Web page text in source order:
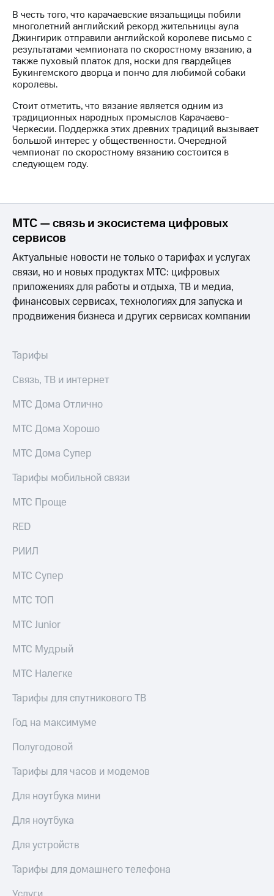
Корпоративное
управление
Корпоративный
секретарь
Раскрытие
информации
акционерам
Документы
ПАО
"МТС"
Собрания
акционеров
акционера
капитал
Контроль
аудит
Рынок
акций
Описание
Программа
Дивиденды
облигаций
Описание
Еврооблигации-2023
Уведомление
о
погашении
именных
Другое
деловая этика
В честь того, что карачаевские вязальщицы побили
многолетний английский рекорд жительницы аула
Джингирик отправили английской королеве письмо с
результатами чемпионата по скоростному вязанию, а
также пуховый платок для, носки для гвардейцев
Букингемского дворца и пончо для любимой собаки
королевы.
Стоит отметить, что вязание является одним из
традиционных народных промыслов Карачаево-
Черкесии. Поддержка этих древних традиций вызывает
большой интерес у общественности. Очередной
чемпионат по скоростному вязанию состоится в
следующем году.
МТС — связь и экосистема цифровых
сервисов
Актуальные новости не только о тарифах и услугах
связи, но и новых продуктах МТС: цифровых
приложениях для работы и отдыха, ТВ и медиа,
финансовых сервисах, технологиях для запуска и
продвижения бизнеса и других сервисах компании
Тарифы
Связь, ТВ и интернет
МТС Дома Отлично
МТС Дома Хорошо
МТС Дома Супер
Тарифы мобильной связи
МТС Проще
RED
РИИЛ
МТС Супер
МТС ТОП
МТС Junior
МТС Мудрый
МТС Налегке
Тарифы для спутникового ТВ
Год на максимуме
Полугодовой
Тарифы для часов и модемов
Для ноутбука мини
Для ноутбука
Для устройств
Тарифы для домашнего телефона